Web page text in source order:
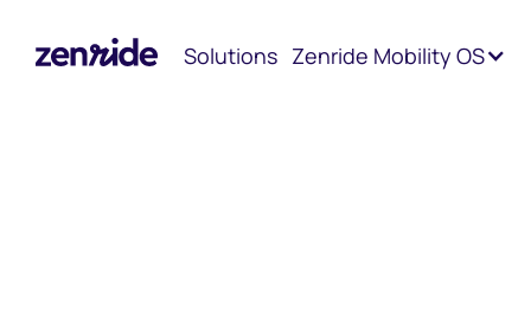
Solutions Zenride Mobility OS
Accueil Blog